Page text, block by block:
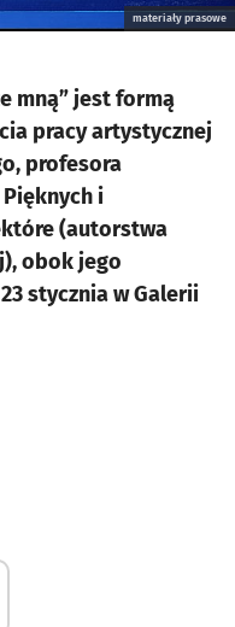
materiały prasowe
mną” jest formą
pracy artystycznej
profesora
i
(autorstwa
obok jego
stycznia w Galerii